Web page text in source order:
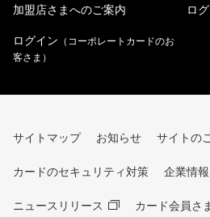
加盟店さまへのご案内
ロ
ログイン （コーポレートカードのお
客さま）
サイトマップ お知らせ サイトの
カードのセキュリティ対策 企業情報
ニュースリリース カード会員さ